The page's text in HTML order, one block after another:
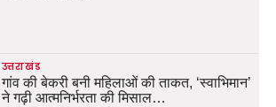
उत्तराखंड
गांव की बेकरी बनी महिलाओं की ताकत, ‘स्वाभिमान’
ने गढ़ी आत्मनिर्भरता की मिसाल…